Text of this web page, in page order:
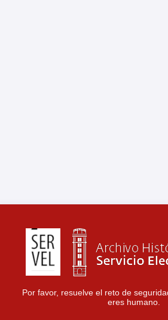
Por favor, resuelve el reto de
eres humano.